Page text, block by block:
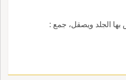
بها الجلد ويصقل، جمع :